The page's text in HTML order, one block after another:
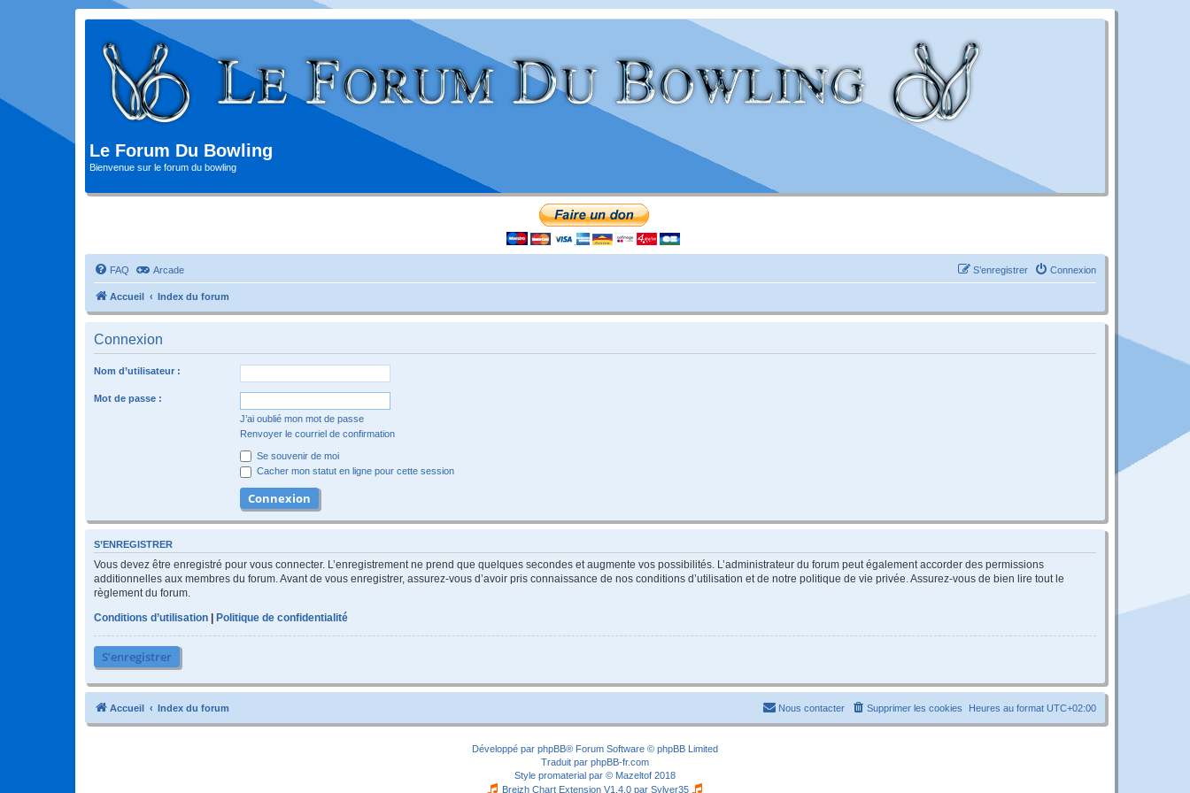
Le Forum Du Bowling
Bienvenue sur le forum du bowling
FAQ Arcade Connexion
S’enregistrer
Accueil Index du forum
Connexion
Nom d’utilisateur :
Mot de passe :
J’ai oublié mon mot de passe
Renvoyer le courriel de confirmation
Se souvenir de moi
Cacher mon statut en ligne pour cette session
S’ENREGISTRER
Vous devez être enregistré pour vous connecter. L’enregistrement ne prend que quelques secondes et augmente vos possibilités. L’administrateur du forum peut également accorder des permissions
additionnelles aux membres du forum. Avant de vous enregistrer, assurez-vous d’avoir pris connaissance de nos conditions d’utilisation et de notre politique de vie privée. Assurez-vous de bien lire tout le
règlement du forum.
Conditions d’utilisation
Politique de confidentialité
S’enregistrer
Accueil Index du forum Heures au format UTC+02:00
Supprimer les cookies
Nous contacter
Développé par phpBB® Forum Software © phpBB Limited
Traduit par phpBB-fr.com
Style promaterial par © Mazeltof 2018
Breizh Chart Extension V1.4.0 par Sylver35